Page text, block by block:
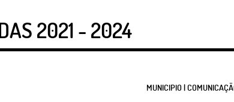
2021 - 2024
MUNICIPIO |